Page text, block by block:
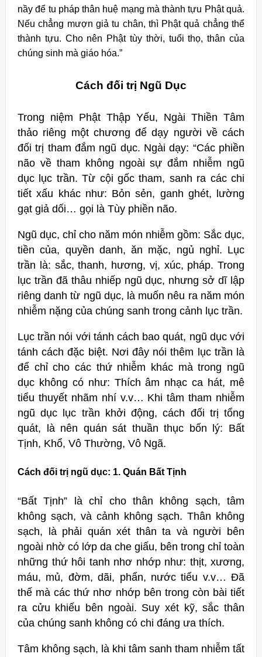
nầy để tu pháp thân huệ mạng mà thành tựu Phật quả.
Nếu chẳng mượn giả tu chân, thì Phật quả chẳng thể
thành tựu. Cho nên Phật tùy thời, tuổi thọ, thân của
chúng sinh mà giáo hóa.”
Cách đối trị Ngũ Dục
Trong niệm Phật Thập Yếu, Ngài Thiền Tâm
thảo riêng một chương để dạy người về cách
đối trị tham đắm ngũ dục. Ngài dạy: “Các phiền
não về tham không ngoài sự đắm nhiễm ngũ
dục lục trần. Từ cội gốc tham, sanh ra các chi
tiết xấu khác như: Bỏn sẻn, ganh ghét, lường
gạt giả dối… gọi là Tùy phiền não.
Ngũ dục, chỉ cho năm món nhiễm gồm: Sắc dục,
tiền của, quyền danh, ăn mặc, ngủ nghỉ. Lục
trần là: sắc, thanh, hương, vị, xúc, pháp. Trong
lục trần đã thâu nhiếp ngũ dục, nhưng sở dĩ lập
riêng danh từ ngũ dục, là muốn nêu ra năm món
nhiễm nặng của chúng sanh trong cảnh lục trần.
Lục trần nói với tánh cách bao quát, ngũ dục với
tánh cách đặc biệt. Nơi đây nói thêm lục trần là
để chỉ cho các thứ nhiễm khác mà trong ngũ
dục không có như: Thích âm nhạc ca hát, mê
tiểu thuyết nhãm nhí v.v… Khi tâm tham nhiễm
ngũ dục lục trần khởi động, cách đối trị tổng
quát, là nên quán sát thuần thục bốn lý: Bất
Tịnh, Khổ, Vô Thường, Vô Ngã.
Cách đối trị ngũ dục: 1. Quán Bất Tịnh
“Bất Tịnh” là chỉ cho thân không sạch, tâm
không sạch, và cảnh không sạch. Thân không
sạch, là phải quán xét thân ta và người bên
ngoài nhờ có lớp da che giấu, bên trong chỉ toàn
những thứ hôi tanh nhơ nhớp như: thịt, xương,
máu, mủ, đờm, dãi, phẩn, nước tiểu v.v… Đã
thế mà các thứ nhơ nhớp bên trong còn bài tiết
ra cửu khiếu bên ngoài. Suy xét kỹ, sắc thân
của chúng sanh không có chi đáng ưa thích.
Tâm không sạch, là khi tâm sanh tham nhiễm tất